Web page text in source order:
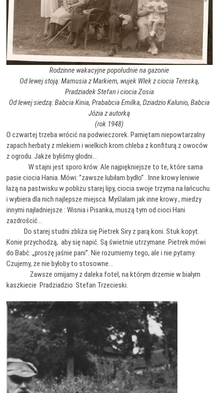
Rodzinne wakacyjne popołudnie na gazonie
Od lewej stoją: Mamusia z Markiem, wujek Wlek z ciocia Tereską,
Pradziadek Stefan i ciocia Zosia
Od lewej siedzą: Babcia Kinia, Prababcia Emilka, Dziadzio Kalunio, Babcia
Józia z autorką
(rok 1948)
O czwartej trzeba wrócić na podwieczorek. Pamiętam niepowtarzalny
zapach herbaty z mlekiem i wielkich krom chleba z konfiturą z owoców
z ogrodu. Jakże byliśmy głodni…
W stajni jest sporo krów. Ale najpiękniejsze to te, które sama
pasie ciocia Hania. Mówi: ”zawsze lubiłam bydło” . Inne krowy leniwie
łażą na pastwisku w pobliżu starej lipy, ciocia swoje trzyma na łańcuchu
i wybiera dla nich najlepsze miejsca. Myślałam jak inne krowy , miedzy
innymi najładniejsze : Wisnia i Pisanka, muszą tym od cioci Hani
zazdrościć…
Do starej studni zbliża się Pietrek Siry z parą koni. Stuk kopyt.
Konie przychodzą, aby się napić. Są świetnie utrzymane. Pietrek mówi
do Babć: „proszę jaśnie pani”. Nie rozumiemy tego, ale i nie pytamy.
Czujemy, że nie byłoby to stosowne…
Zawsze omijamy z daleka fotel, na którym drzemie w białym
kaszkiecie Pradziadzio Stefan Trzecieski.